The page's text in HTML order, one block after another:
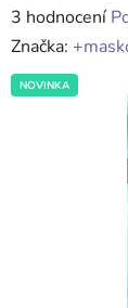
Průměrné
hodnocení
produktu
je
3 hodnocení
Značka:
NOVINKA